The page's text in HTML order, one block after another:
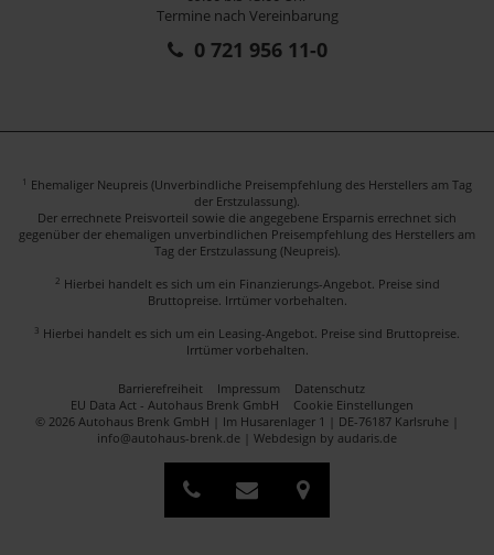
Termine nach Vereinbarung
0 721 956 11-0
1 Ehemaliger Neupreis (Unverbindliche Preisempfehlung des Herstellers am Tag
der Erstzulassung).
Der errechnete Preisvorteil sowie die angegebene Ersparnis errechnet sich
gegenüber der ehemaligen unverbindlichen Preisempfehlung des Herstellers am
Tag der Erstzulassung (Neupreis).
2 Hierbei handelt es sich um ein Finanzierungs-Angebot. Preise sind
Bruttopreise. Irrtümer vorbehalten.
3 Hierbei handelt es sich um ein Leasing-Angebot. Preise sind Bruttopreise.
Irrtümer vorbehalten.
Barrierefreiheit Impressum
Datenschutz
EU Data Act - Autohaus Brenk GmbH
Cookie Einstellungen
© 2026 Autohaus Brenk GmbH | Im Husarenlager 1 | DE-76187 Karlsruhe |
info@autohaus-brenk.de | Webdesign by audaris.de